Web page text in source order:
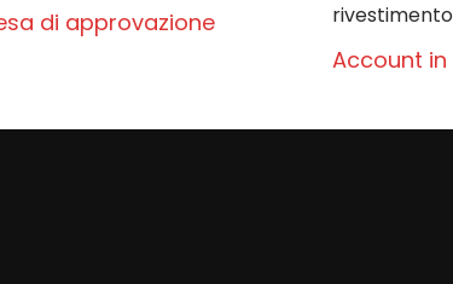
di approvazione
Account